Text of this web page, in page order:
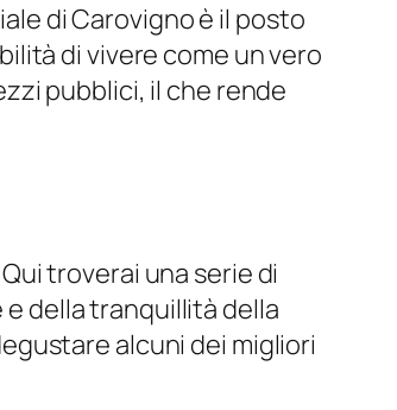
di Carovigno è il posto
di vivere come un vero
pubblici, il che rende
troverai una serie di
e della tranquillità della
alcuni dei migliori